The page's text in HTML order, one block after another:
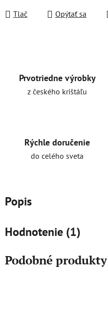
Tlač
Opýtať sa
Prvotriedne výrobky
z českého krištáľu
Rýchle doručenie
do celého sveta
Popis
Hodnotenie (1)
Podobné produkty